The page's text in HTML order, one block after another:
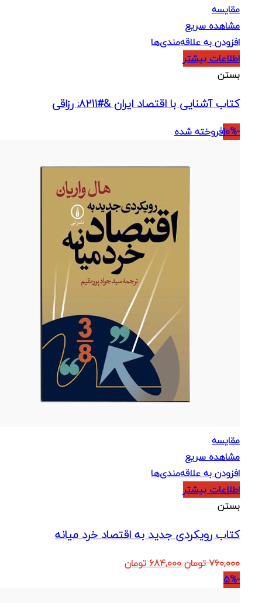
مقایسه
مشاهده سریع
افزودن به علاقه‌مندی‌ها
اطلاعات بیشتر
بستن
کتاب آشنایی با اقتصاد ایران &#۸۲۱۱; رزاقی
-10% فروخته شده
مقایسه
مشاهده سریع
افزودن به علاقه‌مندی‌ها
اطلاعات بیشتر
بستن
کتاب رویکردی جدید به اقتصاد خرد میانه
760,000تومانقیمت
684,000تومانقیمت
-5%